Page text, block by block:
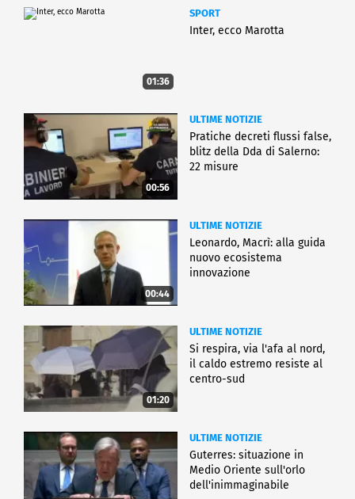
01:36
SPORT
Inter, ecco Marotta
00:56
ULTIME NOTIZIE
Pratiche decreti flussi false,
blitz della Dda di Salerno:
22 misure
00:44
ULTIME NOTIZIE
Leonardo, Macrì: alla guida
nuovo ecosistema
innovazione
01:20
ULTIME NOTIZIE
Si respira, via l'afa al nord,
il caldo estremo resiste al
centro-sud
ULTIME NOTIZIE
Guterres: situazione in
Medio Oriente sull'orlo
dell'inimmaginabile